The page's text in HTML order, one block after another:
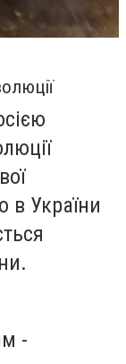
в України
-